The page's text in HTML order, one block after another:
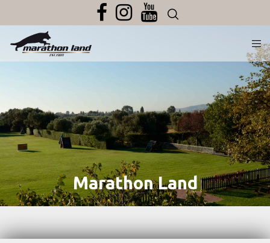
Marathon Land